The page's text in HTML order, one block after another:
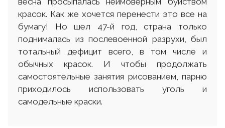
красок. Как же хочется перенести это все на
бумагу! Но шел 47-й год, страна только
поднималась из послевоенной разрухи, был
тотальный дефицит всего, в том числе и
обычных красок. И чтобы продолжать
самостоятельные занятия рисованием, парню
приходилось использовать уголь и
самодельные краски.